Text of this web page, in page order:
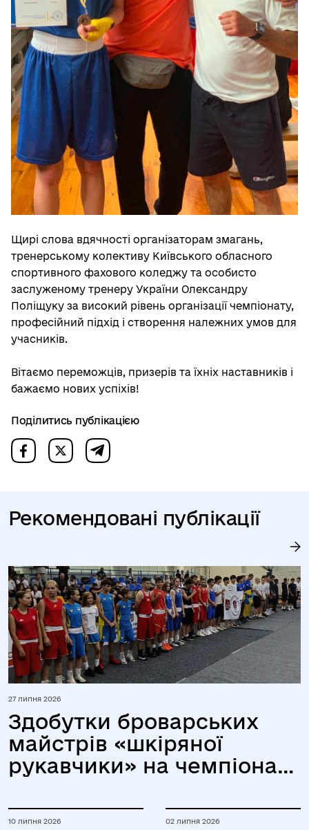
Щирі слова вдячності організаторам змагань,
тренерському колективу Київського обласного
спортивного фахового коледжу та особисто
заслуженому тренеру України Олександру
Поліщуку за високий рівень організації чемпіонату,
професійний підхід і створення належних умов для
учасників.
Вітаємо переможців, призерів та їхніх наставників і
бажаємо нових успіхів!
Поділитись публікацією
Рекомендовані публікації
27 липня 2026
Здобутки броварських
майстрів «шкіряної
рукавчики» на чемпіонаті
юніорок
10 липня 2026 02 липня 2026